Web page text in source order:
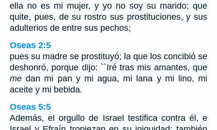
ella no es mi mujer, y yo no soy su marido; que
quite, pues, de su rostro sus prostituciones, y sus
adulterios de entre sus pechos;
Oseas 2:5
pues su madre se prostituyó; la que los concibió se
deshonró, porque dijo: ``Iré tras mis amantes, que
me dan mi pan y mi agua, mi lana y mi lino, mi
aceite y mi bebida.
Oseas 5:5
Además, el orgullo de Israel testifica contra él, e